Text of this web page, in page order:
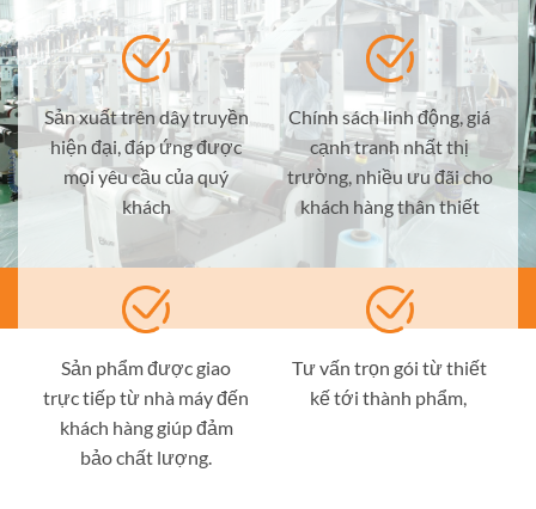
Sản xuất trên dây truyền
hiện đại, đáp ứng được
mọi yêu cầu của quý
khách
Chính sách linh động, giá
cạnh tranh nhất thị
trường, nhiều ưu đãi cho
khách hàng thân thiết
Sản phẩm được giao
trực tiếp từ nhà máy đến
khách hàng giúp đảm
bảo chất lượng.
Tư vấn trọn gói từ thiết
kế tới thành phẩm,